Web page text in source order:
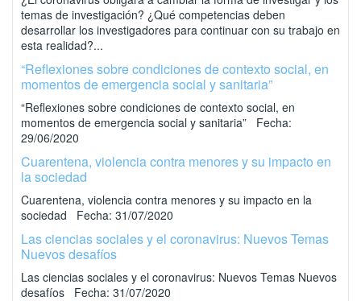
temas de investigación? ¿Qué competencias deben
desarrollar los investigadores para continuar con su trabajo en
esta realidad?...
“Reflexiones sobre condiciones de contexto social, en
momentos de emergencia social y sanitaria”
“Reflexiones sobre condiciones de contexto social, en
momentos de emergencia social y sanitaria” Fecha:
29/06/2020
Cuarentena, violencia contra menores y su impacto en
la sociedad
Cuarentena, violencia contra menores y su impacto en la
sociedad Fecha: 31/07/2020
Las ciencias sociales y el coronavirus: Nuevos Temas
Nuevos desafíos
Las ciencias sociales y el coronavirus: Nuevos Temas Nuevos
desafíos Fecha: 31/07/2020